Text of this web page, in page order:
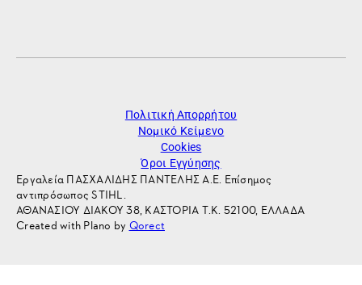
Πολιτική Απορρήτου
Νομικό Κείμενο
Cookies
Όροι Εγγύησης
Εργαλεία ΠΑΣΧΑΛΙΔΗΣ ΠΑΝΤΕΛΗΣ Α.Ε. Επίσημος
αντιπρόσωπος STIHL.
ΑΘΑΝΑΣΙΟΥ ΔΙΑΚΟΥ 38, ΚΑΣΤΟΡΙΑ Τ.Κ. 52100, ΕΛΛΑΔΑ
Created with Plano by Qorect